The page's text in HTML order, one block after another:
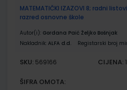
MATEMATIČKI IZAZOVI 8; radni
razred osnovne škole
Autor(i): Gordana Paić Željko Bošnjak
Nakladnik: ALFA d.d. Registarski broj
SKU: 569166 CIJENA:
ŠIFRA OMOTA: